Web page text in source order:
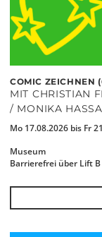
COMIC ZEICHNEN
MIT CHRISTIAN
/ MONIKA
Mo 17.08.2026 bis Fr
Museum
Barrierefrei über Lift B